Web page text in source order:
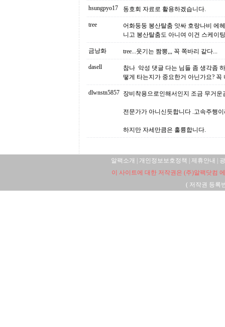
hsungpyo17 동호회 자료로 활용하겠습니다.
tree
어화둥둥 봉산탈춤 앗싸 호랑나비 에
니고 봉산탈춤도 아니여 이건 스케이
금낭화 tree...웃기는 짬뽕,,, 꼭 쪽바리 같다...
dasell
참나 악성 댓글 다는 님들 좀 생각좀
떻게 타는지가 중요한거 아닌가요?
dlwnstn5857 장비착용으로인해서인지 조금 무거운
전문가가 아니신듯합니다 .고속주행
하지만 자세만큼은 훌륭합니다.
알팩소개 개인정보보호정책 제휴안내
이 사이트에 대한 저작권은 (주)알팩닷컴
( 저작권 등록